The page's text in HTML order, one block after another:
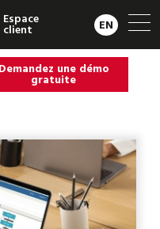
Espace
client EN
Demandez une démo
gratuite